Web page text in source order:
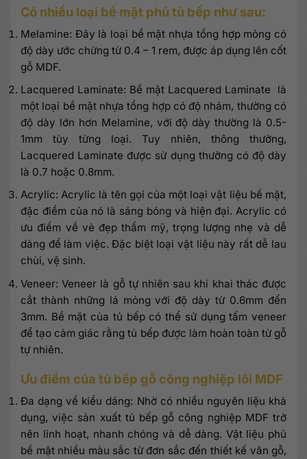
Có nhiều loại bề mặt phủ tủ bếp như sau:
Melamine: Đây là loại bề mặt nhựa tổng hợp mỏng có
độ dày ước chừng từ 0.4 – 1 rem, được áp dụng lên cốt
gỗ MDF.
Lacquered Laminate: Bề mặt Lacquered Laminate là
một loại bề mặt nhựa tổng hợp có độ nhám, thường có
độ dày lớn hơn Melamine, với độ dày thường là 0.5-
1mm tùy từng loại. Tuy nhiên, thông thường,
Lacquered Laminate được sử dụng thường có độ dày
là 0.7 hoặc 0.8mm.
Acrylic: Acrylic là tên gọi của một loại vật liệu bề mặt,
đặc điểm của nó là sáng bóng và hiện đại. Acrylic có
ưu điểm về vẻ đẹp thẩm mỹ, trọng lượng nhẹ và dễ
dàng để làm việc. Đặc biệt loại vật liệu này rất dễ lau
chùi, vệ sinh.
Veneer: Veneer là gỗ tự nhiên sau khi khai thác được
cắt thành những lá mỏng với độ dày từ 0.6mm đến
3mm. Bề mặt của tủ bếp có thể sử dụng tấm veneer
để tạo cảm giác rằng tủ bếp được làm hoàn toàn từ gỗ
tự nhiên.
Ưu điểm của tủ bếp gỗ công nghiệp lõi MDF
Đa dạng về kiểu dáng: Nhờ có nhiều nguyên liệu khả
dụng, việc sản xuất tủ bếp gỗ công nghiệp MDF trở
nên linh hoạt, nhanh chóng và dễ dàng. Vật liệu phủ
bề mặt nhiều màu sắc từ đơn sắc đến thiết kế vân gỗ,